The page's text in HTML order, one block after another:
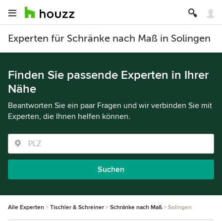
Experten für Schränke nach Maß in Solingen
Finden Sie passende Experten in Ihrer
Nähe
Beantworten Sie ein paar Fragen und wir verbinden Sie mit
Experten, die Ihnen helfen können.
Suchen
Alle Experten Tischler & Schreiner Schränke nach Maß Solingen